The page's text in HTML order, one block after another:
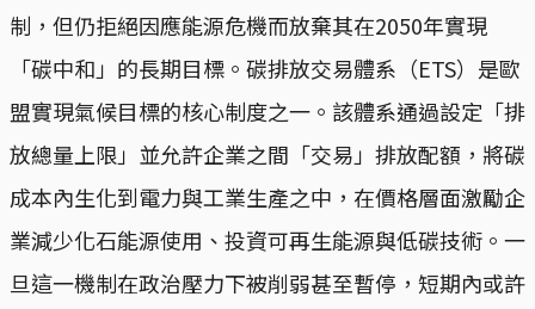
制，但仍拒絕因應能源危機而放棄其在2050年實現
「碳中和」的長期目標。碳排放交易體系（ETS）是歐
盟實現氣候目標的核心制度之一。該體系通過設定「排
放總量上限」並允許企業之間「交易」排放配額，將碳
成本內生化到電力與工業生產之中，在價格層面激勵企
業減少化石能源使用、投資可再生能源與低碳技術。一
旦這一機制在政治壓力下被削弱甚至暫停，短期內或許